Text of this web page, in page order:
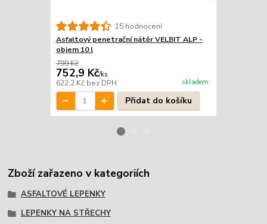
15 hodnocení
Asfaltový penetrační nátěr VELBIT ALP -
objem 10 l
799 Kč
752,9 Kč/ks
622,2 Kč bez DPH skladem
Přidat do košíku
Zboží zařazeno v kategoriích
ASFALTOVÉ LEPENKY
LEPENKY NA STŘECHY